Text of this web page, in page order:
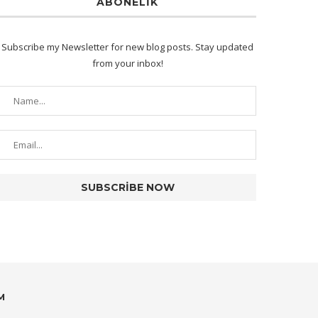
Subscribe my Newsletter for new blog posts. Stay updated
from your inbox!